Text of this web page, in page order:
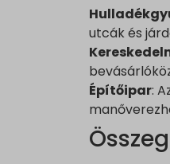
utcák és
Építőipar: